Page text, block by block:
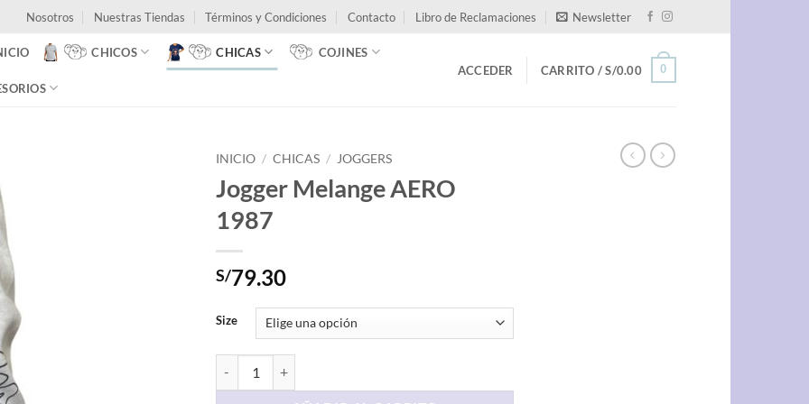
Nosotros Nuestras Tiendas Términos y Condiciones Contacto Libro de Reclamaciones Newsletter
CHICOS CHICAS COJINES
ACCEDER CARRITO /S/0.00 0
INICIO / CHICAS / JOGGERS
Jogger Melange AERO
1987
S/79.30
Size